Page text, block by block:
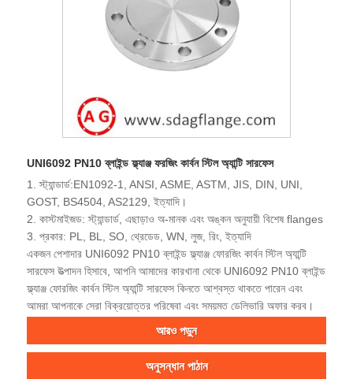
UNI6092 PN10 ব্লাইন্ড ফ্ল্যাঞ্জ ফরজিং কার্বন স্টিল অ্যান্টি সারফেস
1. স্ট্যান্ডার্ড:EN1092-1, ANSI, ASME, ASTM, JIS, DIN, UNI,
GOST, BS4504, AS2129, ইত্যাদি।
2. কাস্টমাইজড: স্ট্যান্ডার্ড, এছাড়াও অ-মানক এবং অঙ্কন অনুযায়ী বিশেষ flanges
3. প্রকার: PL, BL, SO, থ্রেডেড, WN, লুজ, রিং, ইত্যাদি
একজন পেশাদার UNI6092 PN10 ব্লাইন্ড ফ্ল্যাঞ্জ ফোরজিং কার্বন স্টিল অ্যান্টি
সারফেস উত্পাদন হিসাবে, আপনি আমাদের কারখানা থেকে UNI6092 PN10 ব্লাইন্ড
ফ্ল্যাঞ্জ ফোরজিং কার্বন স্টিল অ্যান্টি সারফেস কিনতে আশ্বস্ত থাকতে পারেন এবং
আমরা আপনাকে সেরা বিক্রয়োত্তর পরিষেবা এবং সময়মত ডেলিভারি অফার করব।
আরও পড়ুন
অনুসন্ধান পাঠান